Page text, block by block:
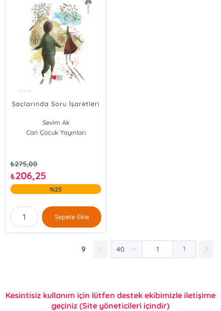
Saçlarında Soru İşaretleri
Sevim Ak
Can Çocuk Yayınları
₺275,00
₺206,25
%25
Sepete Ekle
9 1
Kesintisiz kullanım için lütfen destek ekibimizle iletişime
geçiniz (Site yöneticileri içindir)